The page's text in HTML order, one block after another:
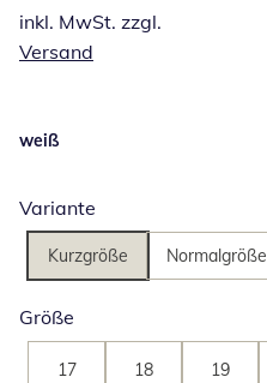
inkl. MwSt. zzgl.
Versand
weiß
Variante
Kurzgröße Normalgröße
Größe
17 18 19